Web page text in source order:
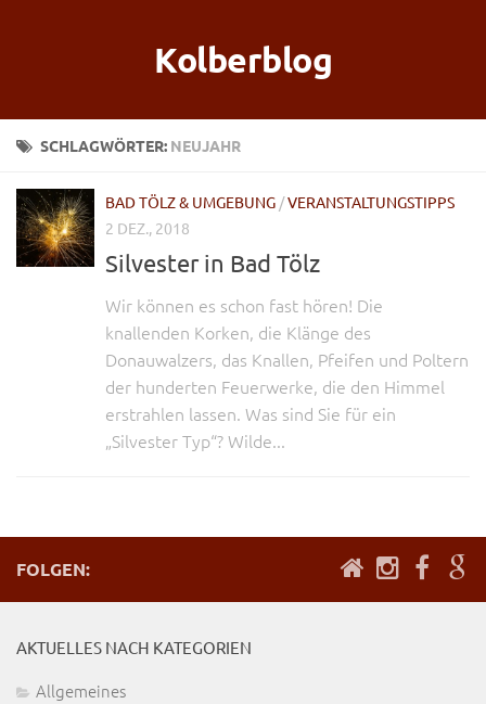
Kolberblog
SCHLAGWÖRTER: NEUJAHR
BAD TÖLZ & UMGEBUNG /VERANSTALTUNGSTIPPS
2 DEZ., 2018
Silvester in Bad Tölz
Wir können es schon fast hören! Die
knallenden Korken, die Klänge des
Donauwalzers, das Knallen, Pfeifen und Poltern
der hunderten Feuerwerke, die den Himmel
erstrahlen lassen. Was sind Sie für ein
„Silvester Typ“? Wilde...
FOLGEN:
AKTUELLES NACH KATEGORIEN
Allgemeines